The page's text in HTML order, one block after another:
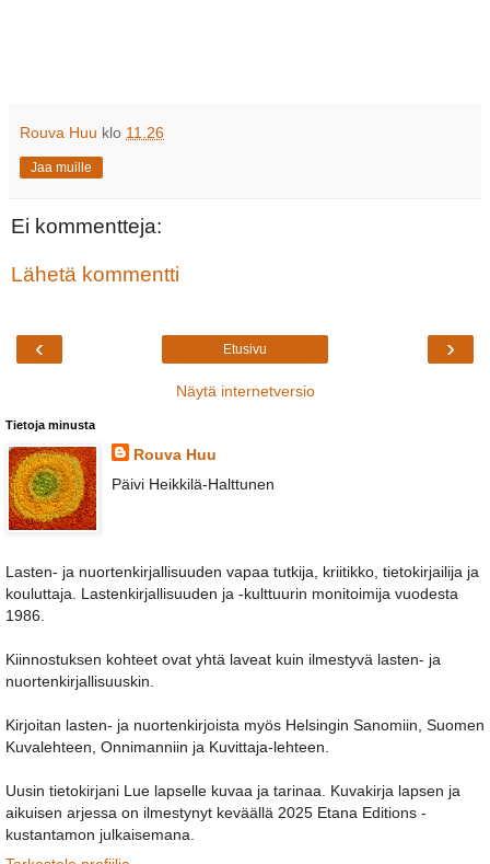
Rouva Huu klo 11.26
Jaa muille
Ei kommentteja:
Lähetä kommentti
‹ ›
Etusivu
Näytä internetversio
Tietoja minusta
Rouva Huu
Päivi Heikkilä-Halttunen
Lasten- ja nuortenkirjallisuuden vapaa tutkija, kriitikko, tietokirjailija ja
kouluttaja. Lastenkirjallisuuden ja -kulttuurin monitoimija vuodesta
1986.
Kiinnostuksen kohteet ovat yhtä laveat kuin ilmestyvä lasten- ja
nuortenkirjallisuuskin.
Kirjoitan lasten- ja nuortenkirjoista myös Helsingin Sanomiin, Suomen
Kuvalehteen, Onnimanniin ja Kuvittaja-lehteen.
Uusin tietokirjani Lue lapselle kuvaa ja tarinaa. Kuvakirja lapsen ja
aikuisen arjessa on ilmestynyt keväällä 2025 Etana Editions -
kustantamon julkaisemana.